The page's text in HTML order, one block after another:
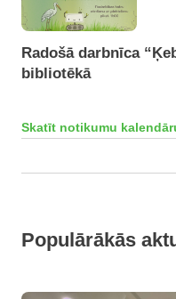
Radošā darbnīca
bibliotēkā
Skatīt notikumu
Populārākās